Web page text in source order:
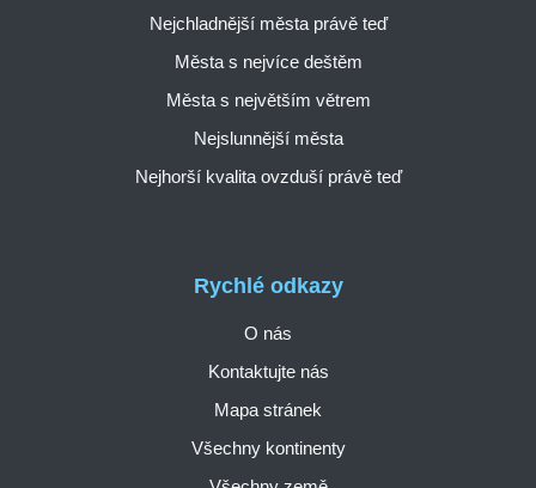
Rychlé odkazy
O nás
Kontaktujte nás
Mapa stránek
Všechny kontinenty
Nejchladnější města právě teď
Města s nejvíce deštěm
Města s největším větrem
Nejslunnější města
Nejhorší kvalita ovzduší právě teď